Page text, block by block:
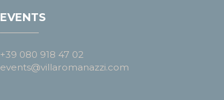
EVENTS
+39 080 918 47 02
events@villaromanazzi.com